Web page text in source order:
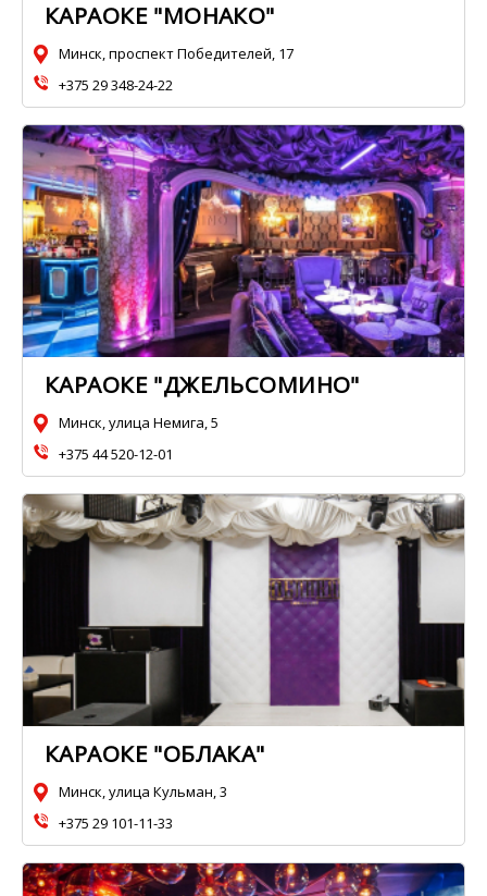
КАРАОКЕ "МОНАКО"
Минск, проспект Победителей, 17
+375 29 348-24-22
КАРАОКЕ "ДЖЕЛЬСОМИНО"
Минск, улица Немига, 5
+375 44 520-12-01
КАРАОКЕ "ОБЛАКА"
Минск, улица Кульман, 3
+375 29 101-11-33